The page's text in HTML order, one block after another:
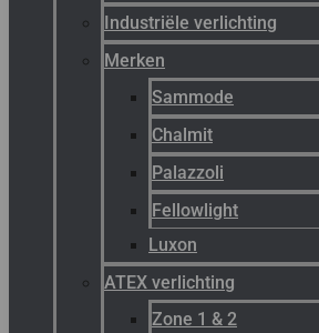
Industriële verlichting
Merken
Sammode
Chalmit
Palazzoli
Fellowlight
Luxon
ATEX verlichting
Zone 1 & 2